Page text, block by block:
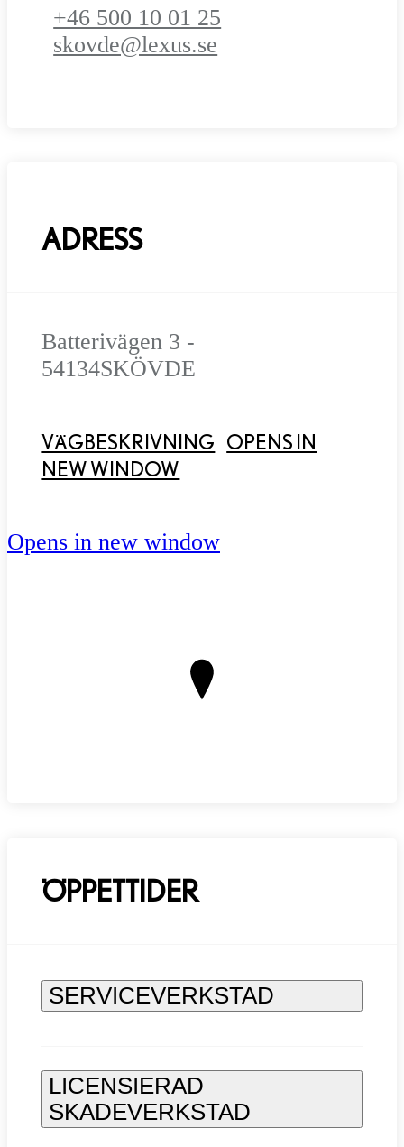
+46 500 10 01 25
skovde@lexus.se
ADRESS
Batterivägen 3 -
54134SKÖVDE
VÄGBESKRIVNING OPENS IN
NEW WINDOW
Opens in new window
ÖPPETTIDER
SERVICEVERKSTAD
LICENSIERAD
SKADEVERKSTAD